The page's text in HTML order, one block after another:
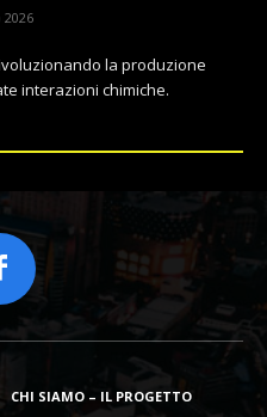
2026
la produzione
interazioni chimiche.
CHI SIAMO – IL PROGETTO